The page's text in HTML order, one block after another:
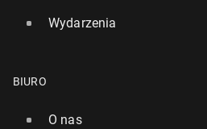
Wydarzenia
BIURO
O nas